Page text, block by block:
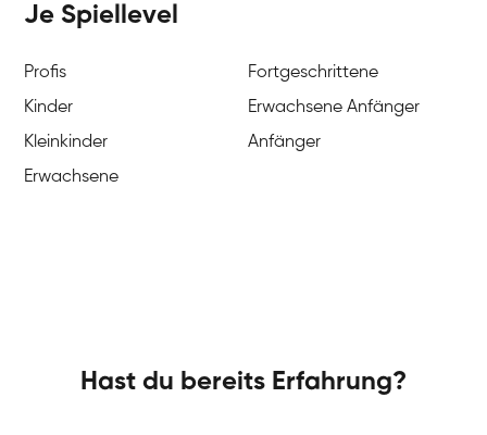
Je Spiellevel
Profis
Fortgeschrittene
Kinder
Erwachsene Anfänger
Kleinkinder
Anfänger
Erwachsene
Hast du bereits Erfahrung?